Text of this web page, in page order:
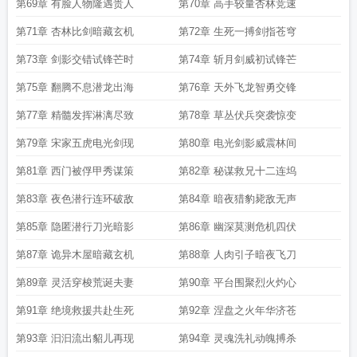
第69章 有脸人物隆遇贵人 第70章 高手较量杏林竞速
第71章 杏林比剑暗藏玄机 第72章 生死一搏剑指苍穹
第73章 剑影交错试锋芒时 第74章 斩月剑威初试锋芒
第75章 翻腾不息潜龙出海 第76章 天外飞龙智勇交锋
第77章 精髓发挥淋漓尽致 第78章 草丛伏兵突袭惊变
第79章 宋家五虎电光剑现 第80章 电光剑影威震林间
第81章 西门被俘甲秀谋策 第82章 秘谋救兄十二连坞
第83章 夜色潜行连环破敌 第84章 暗夜猎豹毙敌无声
第85章 隐匿潜行刀光暗影 第86章 幽深莫测危机四伏
第87章 诡异木屋暗藏玄机 第88章 人肉引子暗夜飞刀
第89章 灵活穿梭荒诞夫妻 第90章 平台围聚烈火灼心
第91章 绝境救援共赴生死 第92章 涅盘之火年华济苍
第93章 汩汩流出貂儿再现 第94章 灵魂洗礼动魄搏杀